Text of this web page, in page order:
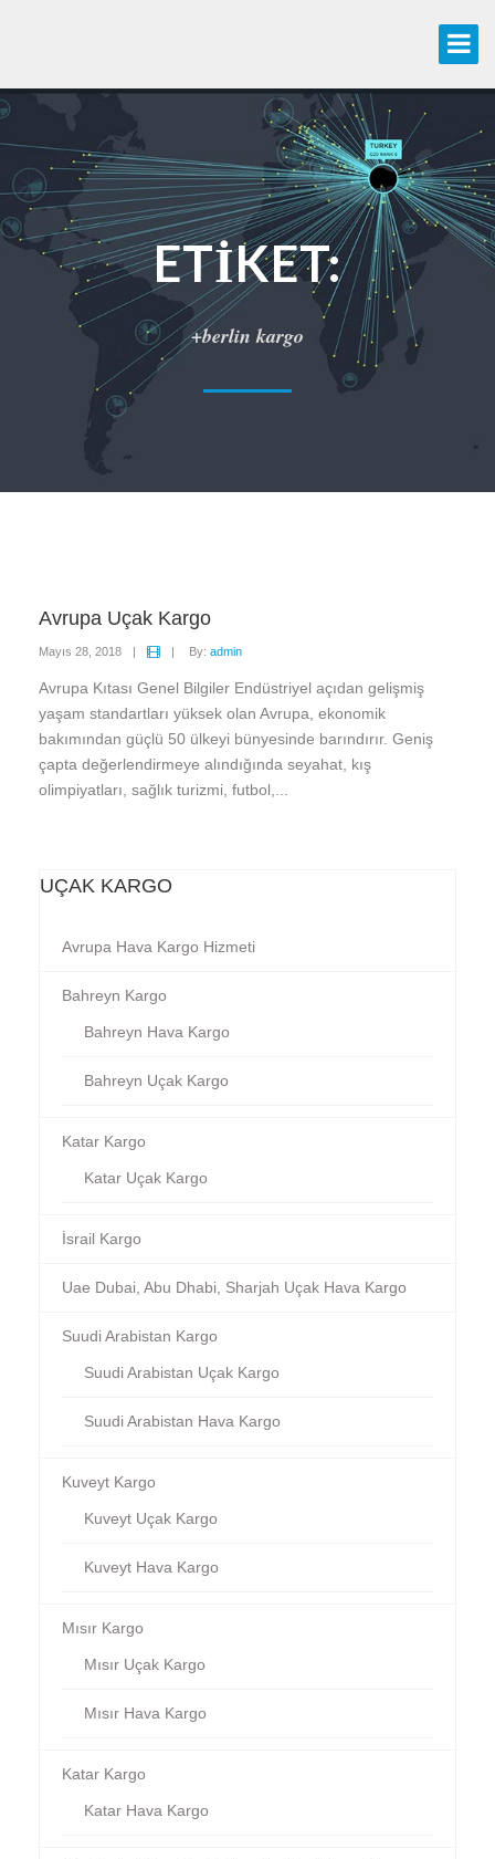
ETIKET:
+berlin kargo
Avrupa Uçak Kargo
Mayıs 28, 2018 | | By: admin
Avrupa Kıtası Genel Bilgiler Endüstriyel açıdan gelişmiş
yaşam standartları yüksek olan Avrupa, ekonomik
bakımından güçlü 50 ülkeyi bünyesinde barındırır. Geniş
çapta değerlendirmeye alındığında seyahat, kış
olimpiyatları, sağlık turizmi, futbol,...
UÇAK KARGO
Avrupa Hava Kargo Hizmeti
Bahreyn Kargo
Bahreyn Hava Kargo
Bahreyn Uçak Kargo
Katar Kargo
Katar Uçak Kargo
İsrail Kargo
Uae Dubai, Abu Dhabi, Sharjah Uçak Hava Kargo
Suudi Arabistan Kargo
Suudi Arabistan Uçak Kargo
Suudi Arabistan Hava Kargo
Kuveyt Kargo
Kuveyt Uçak Kargo
Kuveyt Hava Kargo
Mısır Kargo
Mısır Uçak Kargo
Mısır Hava Kargo
Katar Kargo
Katar Hava Kargo